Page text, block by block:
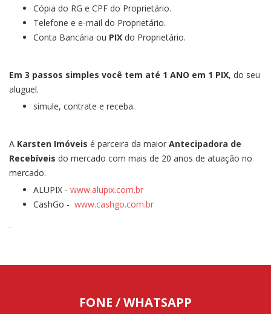
Cópia do RG e CPF do Proprietário.
Telefone e e-mail do Proprietário.
Conta Bancária ou PIX do Proprietário.
Em 3 passos simples você tem até 1 ANO em 1 PIX, do seu
aluguel.
simule, contrate e receba.
A Karsten Imóveis é parceira da maior Antecipadora de
Recebíveis do mercado com mais de 20 anos de atuação no
mercado.
ALUPIX - www.alupix.com.br
CashGo - www.cashgo.com.br
.
FONE / WHATSAPP